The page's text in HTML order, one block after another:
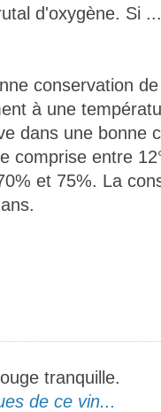
d'oxygène. Si ...
conservation
à une
dans une bonne
comprise entre
et 75%. La
tranquille.
de ce vin...